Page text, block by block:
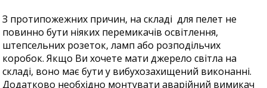
З протипожежних причин, на складі для пелет не
повинно бути ніяких перемикачів освітлення,
штепсельних розеток, ламп або розподільчих
коробок. Якщо Ви хочете мати джерело світла на
складі, воно має бути у вибухозахищений виконанні.
Додатково необхідно монтувати аварійний вимикач